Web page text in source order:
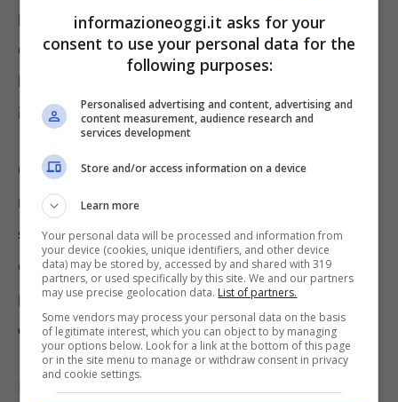
patologia, tranne la circostanza che essa ha
origine quando il sistema immunitario attacca
le cellule del corpo umano, causando
infiammazioni.
Quel che è certo, però, è che si tratta di una
malattia che può avere
serie, compromettendo la qualità della vita
del paziente. Nelle ipotesi più gravi, infatti,
possono verificarsi delleriduzioni delle
capacità psico-motorie.
Inabilità al lavoro: quando si ha
informazioneoggi.it asks for your
consent to use your personal data for the
following purposes:
Personalised advertising and content, advertising and
content measurement, audience research and
services development
Store and/or access information on a device
Learn more
Your personal data will be processed and information from
your device (cookies, unique identifiers, and other device
data) may be stored by, accessed by and shared with 319
partners, or used specifically by this site. We and our partners
may use precise geolocation data. List of partners.
Some vendors may process your personal data on the basis
of legitimate interest, which you can object to by managing
your options below. Look for a link at the bottom of this page
or in the site menu to manage or withdraw consent in privacy
and cookie settings.